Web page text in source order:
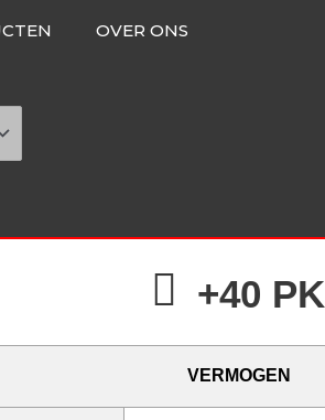
OVER ONS
+40 PK
VERMOGEN